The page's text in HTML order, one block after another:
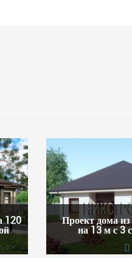
120 Проект дома из
на 13 м с 3